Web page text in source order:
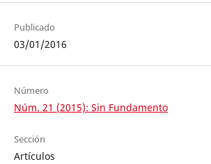
Publicado
03/01/2016
Número
Núm. 21 (2015): Sin Fundamento
Sección
Artículos